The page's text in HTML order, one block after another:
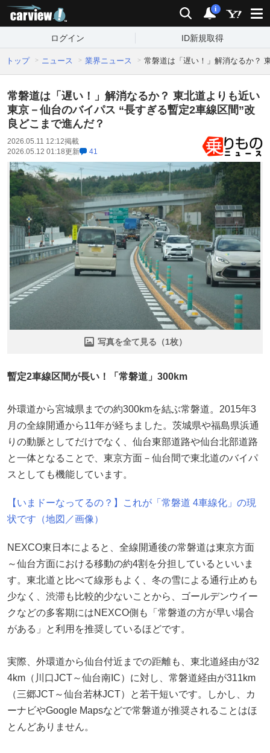
検索 通知
i
ログイン ID新規取得
トップ ニュース 業界ニュース 常磐道は「遅い！」解消なるか？
常磐道は「遅い！」解消なるか？ 東北道よりも近い
東京－仙台のバイパス “長すぎる暫定2車線区間”改
良どこまで進んだ？
2026.05.11 12:12掲載
2026.05.12 01:18更新 41
写真を全て見る（1枚）
暫定2車線区間が長い！「常磐道」300km
外環道から宮城県までの約300kmを結ぶ常磐道。2015年3
月の全線開通から11年が経ちました。茨城県や福島県浜通
りの動脈としてだけでなく、仙台東部道路や仙台北部道路
と一体となることで、東京方面－仙台間で東北道のバイパ
スとしても機能しています。
【いまドーなってるの？】これが「常磐道 4車線化」の現
状です（地図／画像）
NEXCO東日本によると、全線開通後の常磐道は東京方面
～仙台方面における移動の約4割を分担しているといいま
す。東北道と比べて線形もよく、冬の雪による通行止めも
少なく、渋滞も比較的少ないことから、ゴールデンウイー
クなどの多客期にはNEXCO側も「常磐道の方が早い場合
がある」と利用を推奨しているほどです。
実際、外環道から仙台付近までの距離も、東北道経由が32
4km（川口JCT～仙台南IC）に対し、常磐道経由が311km
（三郷JCT～仙台若林JCT）と若干短いです。しかし、カ
ーナビやGoogle Mapsなどで常磐道が推奨されることはほ
とんどありません。